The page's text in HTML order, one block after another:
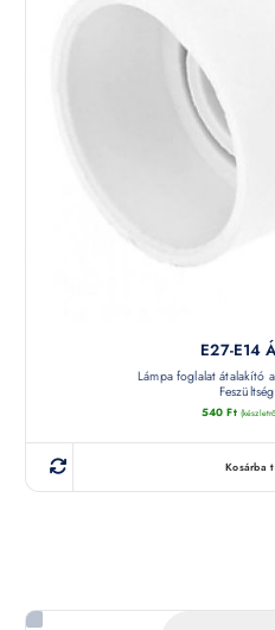
E27-E14
Lámpa foglalat átalakító
540Ft
Kosárba